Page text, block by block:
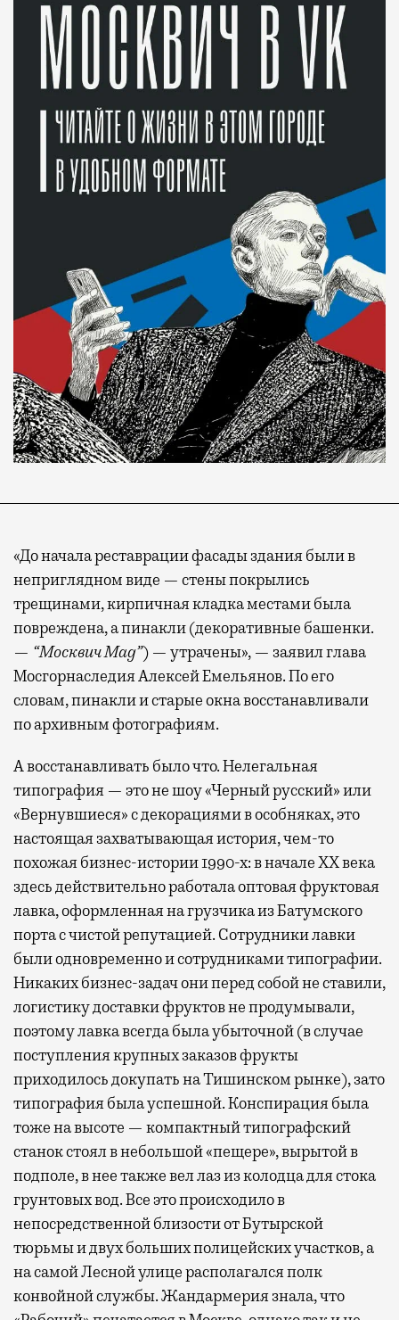
«До начала реставрации фасады здания были в
неприглядном виде — стены покрылись
трещинами, кирпичная кладка местами была
повреждена, а пинакли (декоративные башенки.
— “Москвич Mag”) — утрачены», — заявил глава
Мосгорнаследия Алексей Емельянов. По его
словам, пинакли и старые окна восстанавливали
по архивным фотографиям.
А восстанавливать было что. Нелегальная
типография — это не шоу «Черный русский» или
«Вернувшиеся» с декорациями в особняках, это
настоящая захватывающая история, чем-то
похожая бизнес-истории 1990-х: в начале ХХ века
здесь действительно работала оптовая фруктовая
лавка, оформленная на грузчика из Батумского
порта с чистой репутацией. Сотрудники лавки
были одновременно и сотрудниками типографии.
Никаких бизнес-задач они перед собой не ставили,
логистику доставки фруктов не продумывали,
поэтому лавка всегда была убыточной (в случае
поступления крупных заказов фрукты
приходилось докупать на Тишинском рынке), зато
типография была успешной. Конспирация была
тоже на высоте — компактный типографский
станок стоял в небольшой «пещере», вырытой в
подполе, в нее также вел лаз из колодца для стока
грунтовых вод. Все это происходило в
непосредственной близости от Бутырской
тюрьмы и двух больших полицейских участков, а
на самой Лесной улице располагался полк
конвойной службы. Жандармерия знала, что